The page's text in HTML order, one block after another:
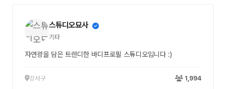
스튜디오묘사
기타
자연광을 담은 트렌디한 바디프로필 스튜디오입니다 :)
강서구 1,994